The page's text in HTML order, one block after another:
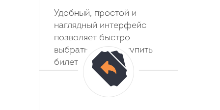
Удобный, простой и
наглядный интерфейс
позволяет быстро
выбрать место и купить
билет на автобус.